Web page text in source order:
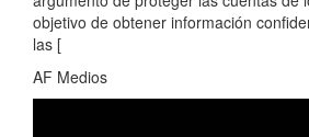
objetivo de obtener información
las [
AF Medios